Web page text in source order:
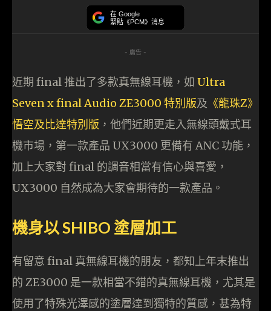
在 Google
緊貼《PCM》消息
- 廣告 -
近期 final 推出了多款真無線耳機，如 Ultra
Seven x final Audio ZE3000 特別版及 《龍珠Z》
悟空及比達特別版 ，他們近期更走入無線頭戴式耳
機市場，第一款產品 UX3000 更備有 ANC 功能，
加上大家對 final 的調音相當有信心與喜愛，
UX3000 自然成為大家會期待的一款產品。
機身以 SHIBO 塗層加工
有留意 final 真無線耳機的朋友，都知上年末推出
的 ZE3000 是一款相當不錯的真無線耳機，尤其是
使用了特殊光澤感的塗層達到獨特的質感，甚為特